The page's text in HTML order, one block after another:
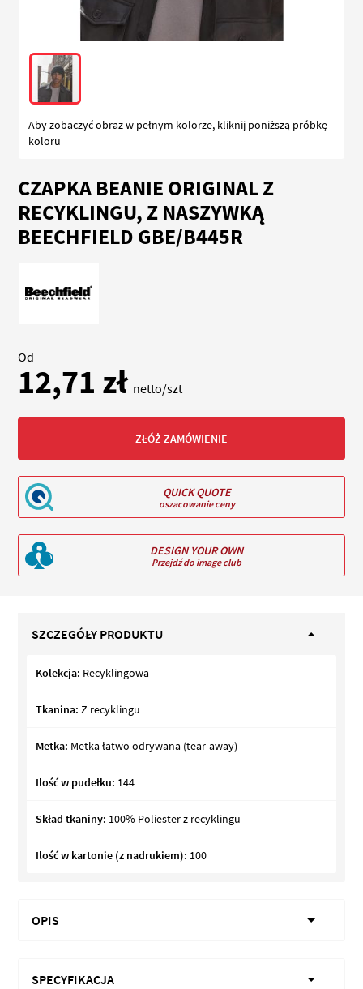
CZAPKA BEANIE ORIGINAL Z
RECYKLINGU, Z NASZYWKĄ
BEECHFIELD GBE/B445R
Od
12,71 zł netto/szt
ZŁÓŻ ZAMÓWIENIE
QUICK QUOTE
oszacowanie ceny
DESIGN YOUR OWN
Przejdź do image club
Aby zobaczyć obraz w pełnym kolorze, kliknij poniższą próbkę
koloru
na
początek
galerii
SZCZEGÓŁY PRODUKTU
Kolekcja: Recyklingowa
Tkanina: Z recyklingu
Metka: Metka łatwo odrywana (tear-away)
Ilość w pudełku: 144
Skład tkaniny: 100% Poliester z recyklingu
Ilość w kartonie (z nadrukiem): 100
OPIS
SPECYFIKACJA